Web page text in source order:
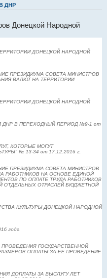
ДНР
Донецкой Народной
ДОНЕЦКОЙ НАРОДНОЙ
ПРЕЗИДИУМА СОВЕТА МИНИСТРОВ
ВАЛЮТ НА ТЕРРИТОРИИ
ДОНЕЦКОЙ НАРОДНОЙ
ДНР В ПЕРЕХОДНЫЙ ПЕРИОД №9-1 от
КОТОРЫЕ МОГУТ
№ 13-34 от 17.12.2016 г.
ПРЕЗИДИУМА СОВЕТА МИНИСТРОВ
РАБОТНИКОВ НА ОСНОВЕ ЕДИНОЙ
ПО ОПЛАТЕ ТРУДА РАБОТНИКОВ
ОТДЕЛЬНЫХ ОТРАСЛЕЙ БЮДЖЕТНОЙ
КУЛЬТУРЫ ДОНЕЦКОЙ НАРОДНОЙ
года
ГОСУДАРСТВЕННОЙ
ОПЛАТЫ ЗА ЕЕ ПРОВЕДЕНИЕ
ДОПЛАТЫ ЗА ВЫСЛУГУ ЛЕТ